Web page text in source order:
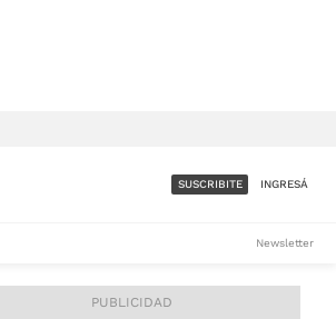
ACCESO FULL - $1.800/MES
SUSCRIBITE INGRESÁ
Newsletter